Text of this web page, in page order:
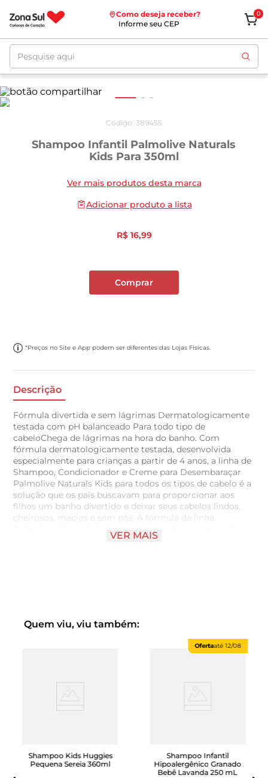
Como deseja receber?
Informe seu CEP
0
Pesquise aqui
Código: 389455
Shampoo Infantil Palmolive Naturals
Kids Para 350ml
Ver mais produtos desta marca
Adicionar produto a lista
R$ 16,99
Comprar
*Preços no Site e App podem ser diferentes das Lojas Físicas.
Descrição
Fórmula divertida e sem lágrimas Dermatologicamente
testada com pH balanceado Para todo tipo de
cabeloChega de lágrimas na hora do banho. Com
fórmula dermatologicamente testada, desenvolvida
especialmente para crianças a partir de 4 anos, a linha de
Shampoo, Condicionador e Creme para Desembaraçar
Palmolive Naturals Kids para todos os tipos de cabelo é a
solução que os pais buscavam para proporcionar aos
filhos um banho divertido e deixar seus cabelos lindos,
cheirosos, macios e sem nós. A fórmula da linha
Palmolive Naturals Kids contém ingredientes que não
irritam a pele nem os olhos das crianças, conforme
VER MAIS
Quem viu, viu também:
Shampoo Kids Huggies
Pequena Sereia 360ml
Ofertaaté12/08
Shampoo Infantil
Hipoalergênico Granado
Bebê Lavanda 250 mL